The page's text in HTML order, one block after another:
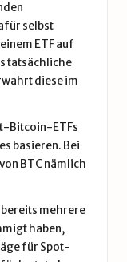
selbst
ETF auf
tatsächliche
diese im
Bitcoin-ETFs
basieren. Bei
BTC nämlich
mehrere
haben,
für Spot-